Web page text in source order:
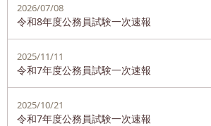
2026/07/08
令和8年度公務員試験一次速報
2025/11/11
令和7年度公務員試験一次速報
2025/10/21
令和7年度公務員試験一次速報